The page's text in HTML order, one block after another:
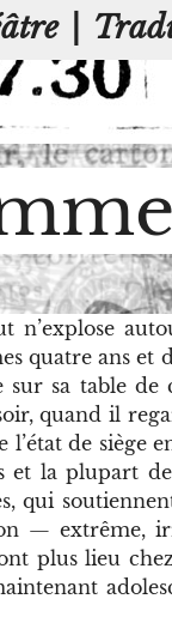
ans et
sa table
quand il
l’état de siège
la plupart
qui
— extrême,
plus lieu